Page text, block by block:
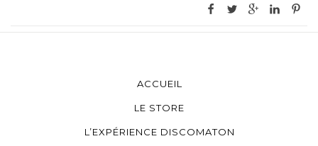
ACCUEIL
LE STORE
L’EXPÉRIENCE DISCOMATON